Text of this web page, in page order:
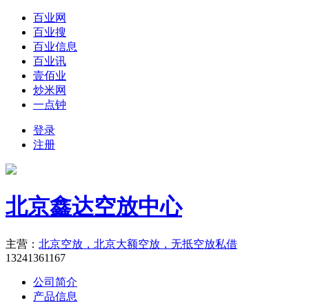
百业网
百业搜
百业信息
百业讯
壹佰业
炒米网
一点钟
登录
注册
北京鑫达空放中心
主营： 北京空放，北京大额空放，无抵空放私借
13241361167
公司简介
产品信息